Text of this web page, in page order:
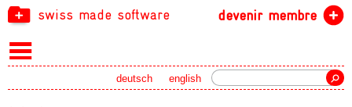
swiss made software devenir membre
english
deutsch